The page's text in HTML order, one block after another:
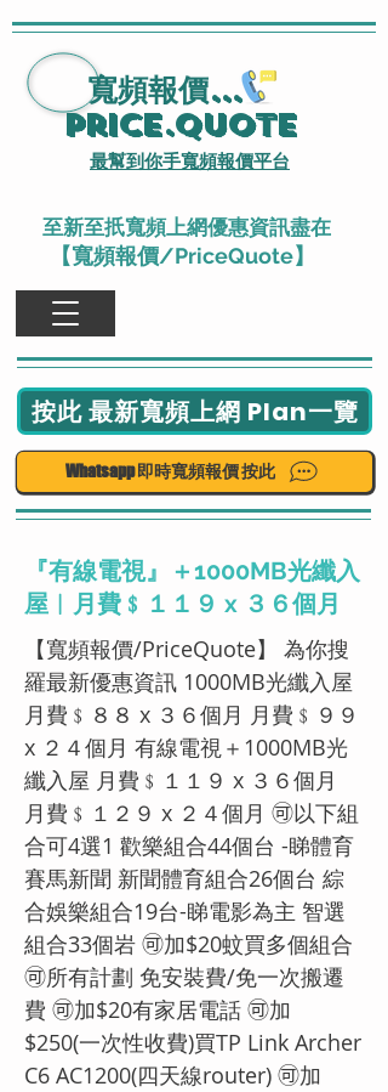
寬頻報價...
Price.Quote
最幫到你手寬頻報價平台
至新至扺寬頻上網優惠資訊盡在
【寬頻報價/PriceQuote】
按此 最新寬頻上網 Plan一覽
Whatsapp 即時寬頻報價 按此
『有線電視』＋1000MB光纖入
屋︱月費﹩１１９ x ３６個月
【寬頻報價/PriceQuote】 為你搜
羅最新優惠資訊 1000MB光纖入屋
月費﹩８８ x ３６個月 月費﹩９９
x ２４個月 有線電視＋1000MB光
纖入屋 月費﹩１１９ x ３６個月
月費﹩１２９ x ２４個月 🉑以下組
合可4選1 歡樂組合44個台 -睇體育
賽馬新聞 新聞體育組合26個台 綜
合娛樂組合19台-睇電影為主 智選
組合33個岩 🉑加$20蚊買多個組合
🉑所有計劃 免安裝費/免一次搬遷
費 🉑加$20有家居電話 🉑加
$250(一次性收費)買TP Link Archer
C6 AC1200(四天線router) 🉑加